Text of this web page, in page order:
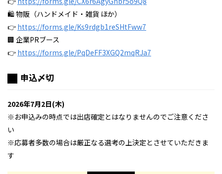
🛍 物販（ハンドメイド・雑貨 ほか）
👉 https://forms.gle/Ks9rdgb1reSHtFww7
🏢 企業PRブース
👉 https://forms.gle/PqDeFF3XGQ2mqRJa7
申込〆切
2026年7月2日(木)
※お申込みの時点では出店確定とはなりませんのでご注意くださ
い
※応募者多数の場合は厳正なる選考の上決定とさせていただきま
す